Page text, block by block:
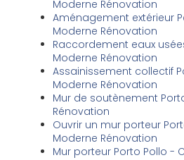
Moderne Rénovation
Aménagement extérieur
Moderne Rénovation
Raccordement eaux
Moderne Rénovation
Assainissement collectif
Moderne Rénovation
Mur de soutènement
Rénovation
Ouvrir un mur porteur
Moderne Rénovation
Mur porteur Porto Pollo -